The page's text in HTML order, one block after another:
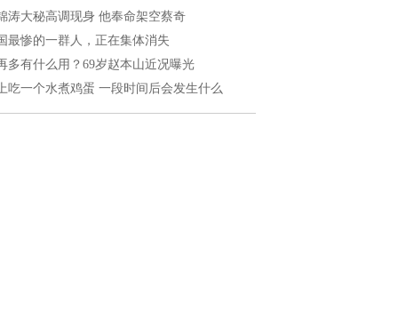
涛大秘高调现身 他奉命架空蔡奇
最惨的一群人，正在集体消失
多有什么用？69岁赵本山近况曝光
吃一个水煮鸡蛋 一段时间后会发生什么